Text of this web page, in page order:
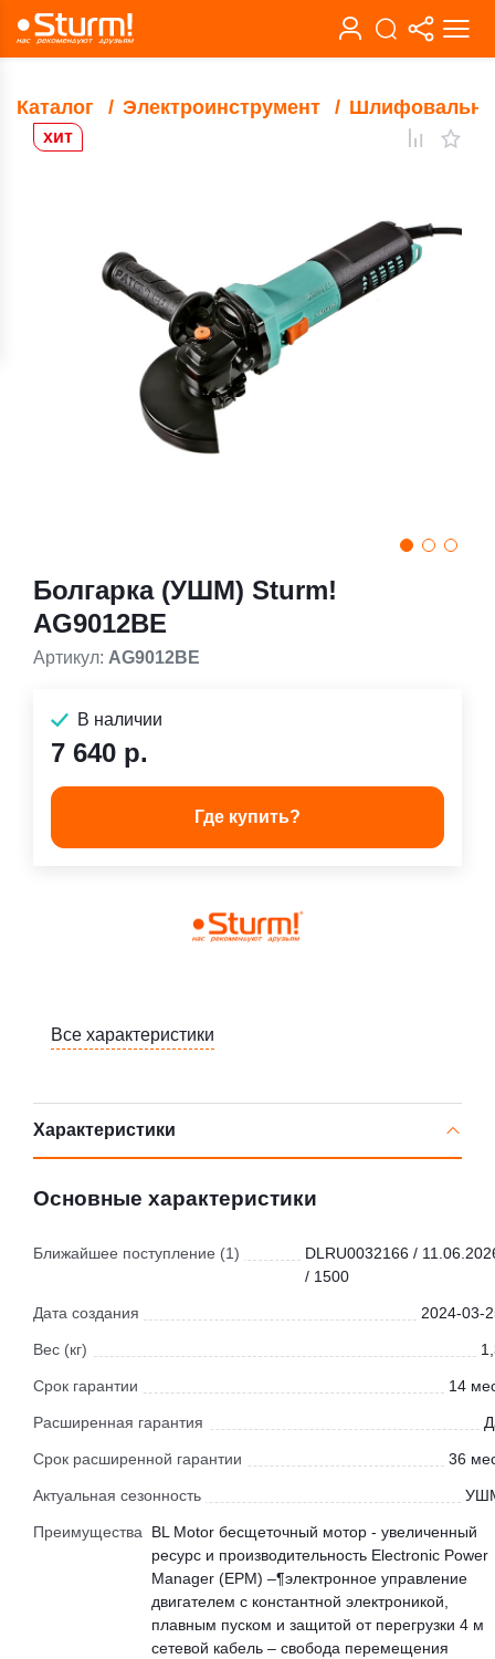
Каталог Электроинструмент
хит
Болгарка (УШМ) Sturm!
AG9012BE
Артикул: AG9012BE
В наличии
7 640 р.
Где купить?
Все характеристики
Характеристики
Основные характеристики
Ближайшее поступление (1)
DLRU0032166 /
/ 1500
Дата создания 2024-03-
Вес (кг)
Срок гарантии 14
Расширенная гарантия
Срок расширенной гарантии 36
Актуальная сезонность
Преимущества
BL Motor бесщеточный мотор - увеличенный
ресурс и производительность Electronic Power
Manager (ЕРМ) –¶электронное управление
двигателем с константной электроникой,
плавным пуском и защитой от перегрузки 4 м
сетевой кабель – свобода перемещения